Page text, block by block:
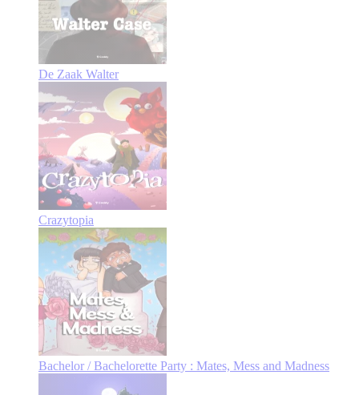
De Zaak Walter
Crazytopia
Bachelor / Bachelorette Party : Mates, Mess and Madness